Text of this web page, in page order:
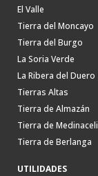
El Valle
Tierra del Moncayo
Tierra del Burgo
La Soria Verde
La Ribera del Duero
Tierras Altas
Tierra de Almazán
Tierra de Medinaceli
Tierra de Berlanga
UTILIDADES